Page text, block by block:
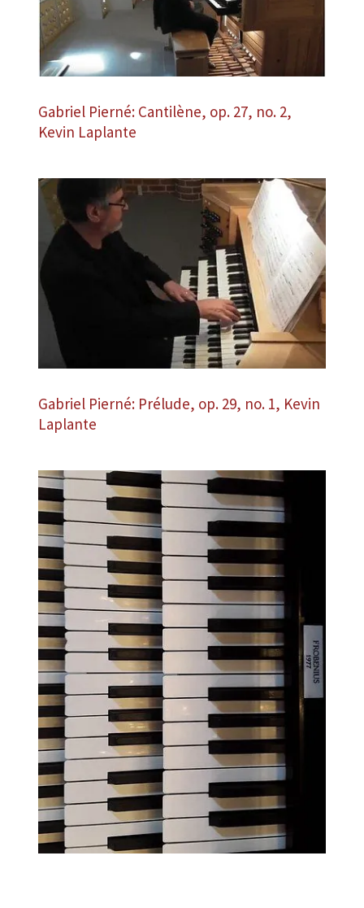
Gabriel Pierné: Cantilène, op. 27, no. 2,
Kevin Laplante
Gabriel Pierné: Prélude, op. 29, no. 1, Kevin
Laplante